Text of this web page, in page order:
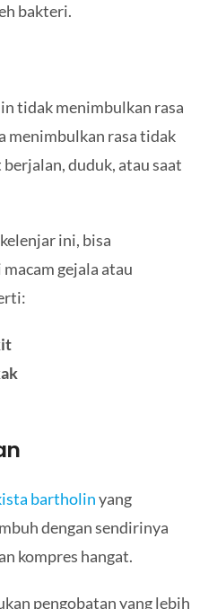
bakteri.
tidak menimbulkan rasa
menimbulkan rasa tidak
duduk, atau saat
ini, bisa
gejala atau
bartholinyang
dengan sendirinya
kompres hangat.
pengobatan yang lebih